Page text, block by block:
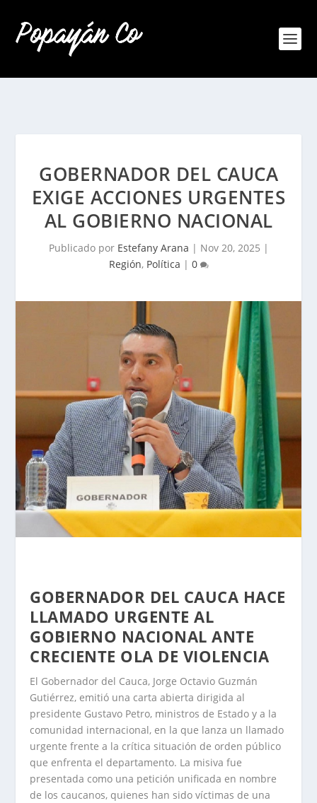
GOBERNADOR DEL CAUCA
EXIGE ACCIONES URGENTES
AL GOBIERNO NACIONAL
Publicado por Estefany Arana | Nov 20, 2025 |
Región, Política | 0
GOBERNADOR DEL CAUCA HACE
LLAMADO URGENTE AL
GOBIERNO NACIONAL ANTE
CRECIENTE OLA DE VIOLENCIA
El Gobernador del Cauca, Jorge Octavio Guzmán
Gutiérrez, emitió una carta abierta dirigida al
presidente Gustavo Petro, ministros de Estado y a la
comunidad internacional, en la que lanza un llamado
urgente frente a la crítica situación de orden público
que enfrenta el departamento. La misiva fue
presentada como una petición unificada en nombre
de los caucanos, quienes han sido víctimas de una